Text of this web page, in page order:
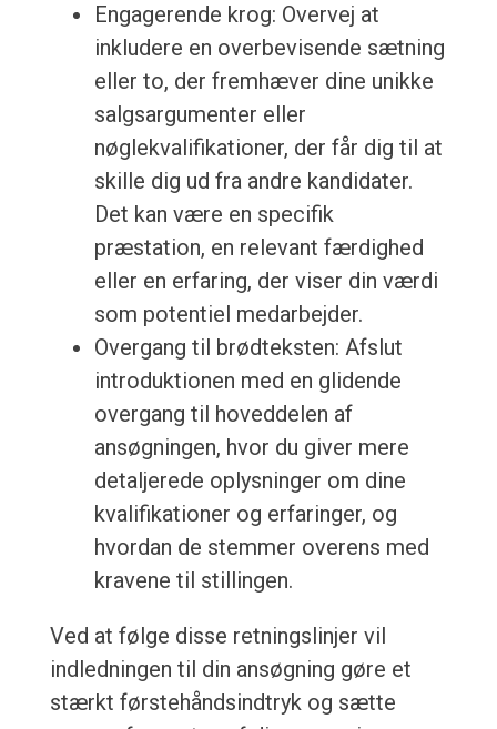
Engagerende krog: Overvej at
inkludere en overbevisende sætning
eller to, der fremhæver dine unikke
salgsargumenter eller
nøglekvalifikationer, der får dig til at
skille dig ud fra andre kandidater.
Det kan være en specifik
præstation, en relevant færdighed
eller en erfaring, der viser din værdi
som potentiel medarbejder.
Overgang til brødteksten: Afslut
introduktionen med en glidende
overgang til hoveddelen af
ansøgningen, hvor du giver mere
detaljerede oplysninger om dine
kvalifikationer og erfaringer, og
hvordan de stemmer overens med
kravene til stillingen.
Ved at følge disse retningslinjer vil
indledningen til din ansøgning gøre et
stærkt førstehåndsindtryk og sætte